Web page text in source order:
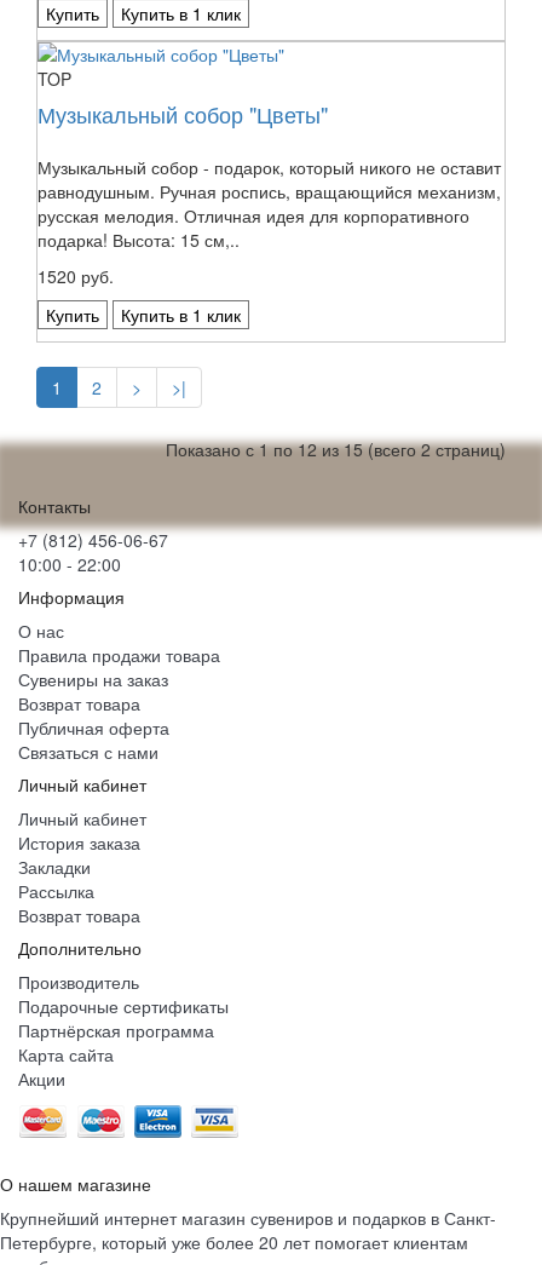
Купить
Купить в 1 клик
TOP
Музыкальный собор "Цветы"
Музыкальный собор - подарок, который никого не оставит
равнодушным. Ручная роспись, вращающийся механизм,
русская мелодия. Отличная идея для корпоративного
подарка! Высота: 15 см,..
1520 руб.
Купить
Купить в 1 клик
1 2 > >|
Показано с 1 по 12 из 15 (всего 2 страниц)
Контакты
+7 (812) 456-06-67
10:00 - 22:00
Информация
О нас
Правила продажи товара
Сувениры на заказ
Возврат товара
Публичная оферта
Связаться с нами
Личный кабинет
Личный кабинет
История заказа
Закладки
Рассылка
Возврат товара
Дополнительно
Производитель
Подарочные сертификаты
Партнёрская программа
Карта сайта
Акции
О нашем магазине
Крупнейший интернет магазин сувениров и подарков в Санкт-
Петербурге, который уже более 20 лет помогает клиентам